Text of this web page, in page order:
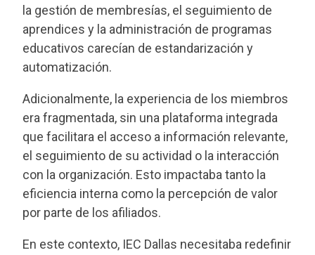
la gestión de membresías, el seguimiento de
aprendices y la administración de programas
educativos carecían de estandarización y
automatización.
Adicionalmente, la experiencia de los miembros
era fragmentada, sin una plataforma integrada
que facilitara el acceso a información relevante,
el seguimiento de su actividad o la interacción
con la organización. Esto impactaba tanto la
eficiencia interna como la percepción de valor
por parte de los afiliados.
En este contexto, IEC Dallas necesitaba redefinir